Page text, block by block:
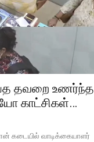
தவறை உணர்ந்த
காட்சிகள்…
கடையில் வாடிக்கையாளர்